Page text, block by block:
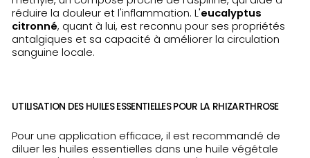
réduire la douleur et l'inflammation. L'eucalyptus
citronné, quant à lui, est reconnu pour ses propriétés
antalgiques et sa capacité à améliorer la circulation
sanguine locale.
UTILISATION DES HUILES ESSENTIELLES POUR LA RHIZARTHROSE
Pour une application efficace, il est recommandé de
diluer les huiles essentielles dans une huile végétale